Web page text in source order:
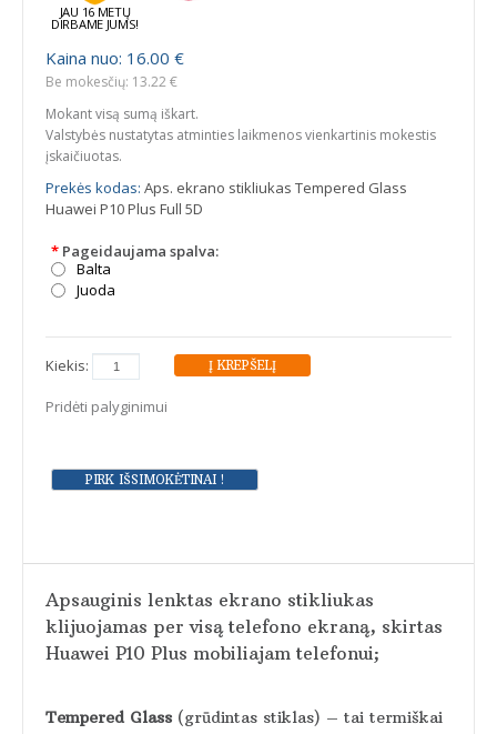
JAU 16 METŲ
DIRBAME JUMS!
Kaina nuo: 16.00 €
Be mokesčių: 13.22 €
Mokant visą sumą iškart.
Valstybės nustatytas atminties laikmenos vienkartinis mokestis
įskaičiuotas.
Prekės kodas: Aps. ekrano stikliukas Tempered Glass
Huawei P10 Plus Full 5D
* Pageidaujama spalva:
Balta
Juoda
Kiekis:
Pridėti palyginimui
Apsauginis lenktas ekrano stikliukas
klijuojamas per visą telefono ekraną, skirtas
Huawei P10 Plus mobiliajam telefonui;
Tempered Glass (grūdintas stiklas) – tai termiškai